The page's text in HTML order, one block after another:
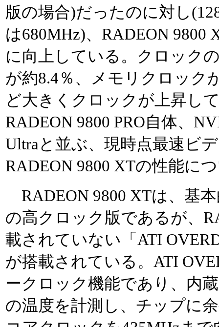
版の場合)だったのに対し
は680MHz)、RADEON 9800
に向上している。クロック
が約8.4％、メモリクロック
ど大きくクロックが上昇し
RADEON 9800 PRO自体、
Ultraと並ぶ、現時点最速ビ
RADEON 9800 XTの性能に
RADEON 9800 XTは、基本
の高クロック版であるが、
載されていない「ATI
が搭載されている。ATI
ークロック機能であり、内
の温度を計測し、チップに